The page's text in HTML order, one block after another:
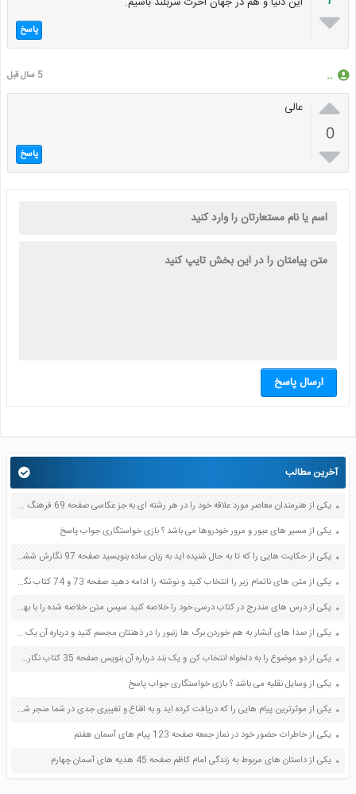
 پاسخ
.. 5 سال قبل

0

عالی
پاسخ
ارسال پاسخ
آخرین مطالب
یکی از هنرمندان معاصر مورد علاقه خود را در هر رشته ای به جز عکاسی صفحه 69 فرهنگ و هنر نهم
یکی از مسیر های عبور و مرور خودروها می باشد ؟ بازی خواستگاری جواب پاسخ
یکی از حکایت هایی را که تا به حال شنیده اید به زبان ساده بنویسید صفحه 97 نگارش ششم دبستان
یکی از متن های ناتمام زیر را انتخاب کنید و نوشته را ادامه دهید صفحه 73 و 74 کتاب نگارش فارسی پنجم دبستان
یکی از درس های مندرج در کتاب درسی خود را خلاصه کنید سپس متن خلاصه شده را با بهره گیری از روش های دسته بندی نمودار جدول نقشه مفهومی نشان دهید صفحه 118 نگارش یازدهم
یکی از صدا های آبشار به هم خوردن برگ ها زنبور را در ذهنتان مجسم کنید و درباره آن یک بند بنویسید صفحه 11 نگارش پنجم
یکی از دو موضوع را به دلخواه انتخاب کن و یک بند درباره آن بنویس صفحه 35 کتاب نگارش فارسی سوم
یکی از وسایل نقلیه می باشد ؟ بازی خواستگاری جواب پاسخ
یکی از موثرترین پیام هایی را که دریافت کرده اید و به اقناع و تغییری جدی در شما منجر شده است برسی کنید و علت این تاثیر گذاری قابل توجه را بنویسید صفحه 52 تفکر و سواد رسانه ای دهم
یکی از خاطرات حضور خود در نماز جمعه صفحه 123 پیام های آسمان هفتم
یکی از داستان های مربوط به زندگی امام کاظم صفحه 45 هدیه های آسمان چهارم